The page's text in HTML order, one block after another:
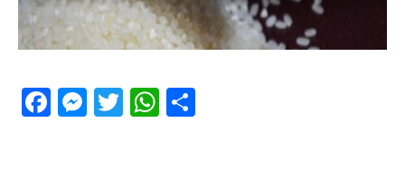
Facebook
Messenger
TwitterWhatsApp